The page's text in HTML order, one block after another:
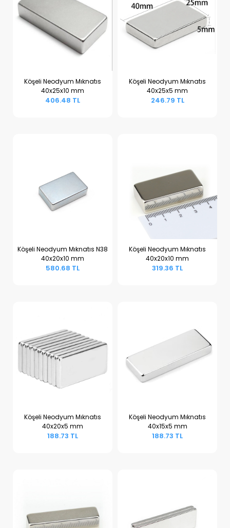
Sepete Ekle
Köşeli Neodyum Mıknatıs
40x25x10 mm
406.48 TL
Sepete Ekle
Köşeli Neodyum Mıknatıs
40x25x5 mm
246.79 TL
Sepete Ekle
Köşeli Neodyum Mıknatıs N38
40x20x10 mm
580.68 TL
Sepete Ekle
Köşeli Neodyum Mıknatıs
40x20x10 mm
319.36 TL
Sepete Ekle
Köşeli Neodyum Mıknatıs
40x20x5 mm
188.73 TL
Sepete Ekle
Köşeli Neodyum Mıknatıs
40x15x5 mm
188.73 TL